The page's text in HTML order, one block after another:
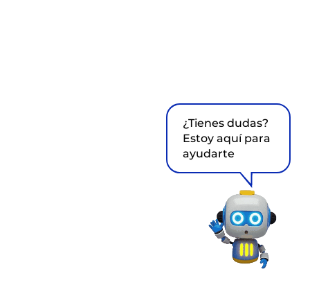
¿Tienes dudas?
Estoy aquí para
ayudarte